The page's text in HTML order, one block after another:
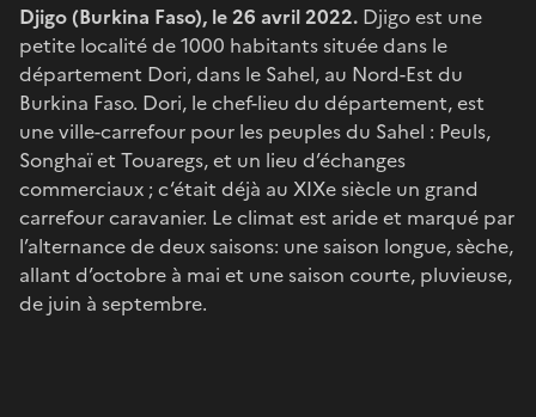
Djigo (Burkina Faso), le 26 avril 2022. Djigo est une
petite localité de 1000 habitants située dans le
département Dori, dans le Sahel, au Nord-Est du
Burkina Faso. Dori, le chef-lieu du département, est
une ville-carrefour pour les peuples du Sahel : Peuls,
Songhaï et Touaregs, et un lieu d’échanges
commerciaux ; c‘était déjà au XIXe siècle un grand
carrefour caravanier. Le climat est aride et marqué par
l’alternance de deux saisons: une saison longue, sèche,
allant d’octobre à mai et une saison courte, pluvieuse,
de juin à septembre.